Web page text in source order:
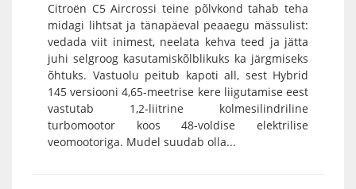
Citroën C5 Aircrossi teine põlvkond tahab teha
midagi lihtsat ja tänapäeval peaaegu mässulist:
vedada viit inimest, neelata kehva teed ja jätta
juhi selgroog kasutamiskõlblikuks ka järgmiseks
õhtuks. Vastuolu peitub kapoti all, sest Hybrid
145 versiooni 4,65-meetrise kere liigutamise eest
vastutab 1,2-liitrine kolmesilindriline
turbomootor koos 48-voldise elektrilise
veomootoriga. Mudel suudab olla...